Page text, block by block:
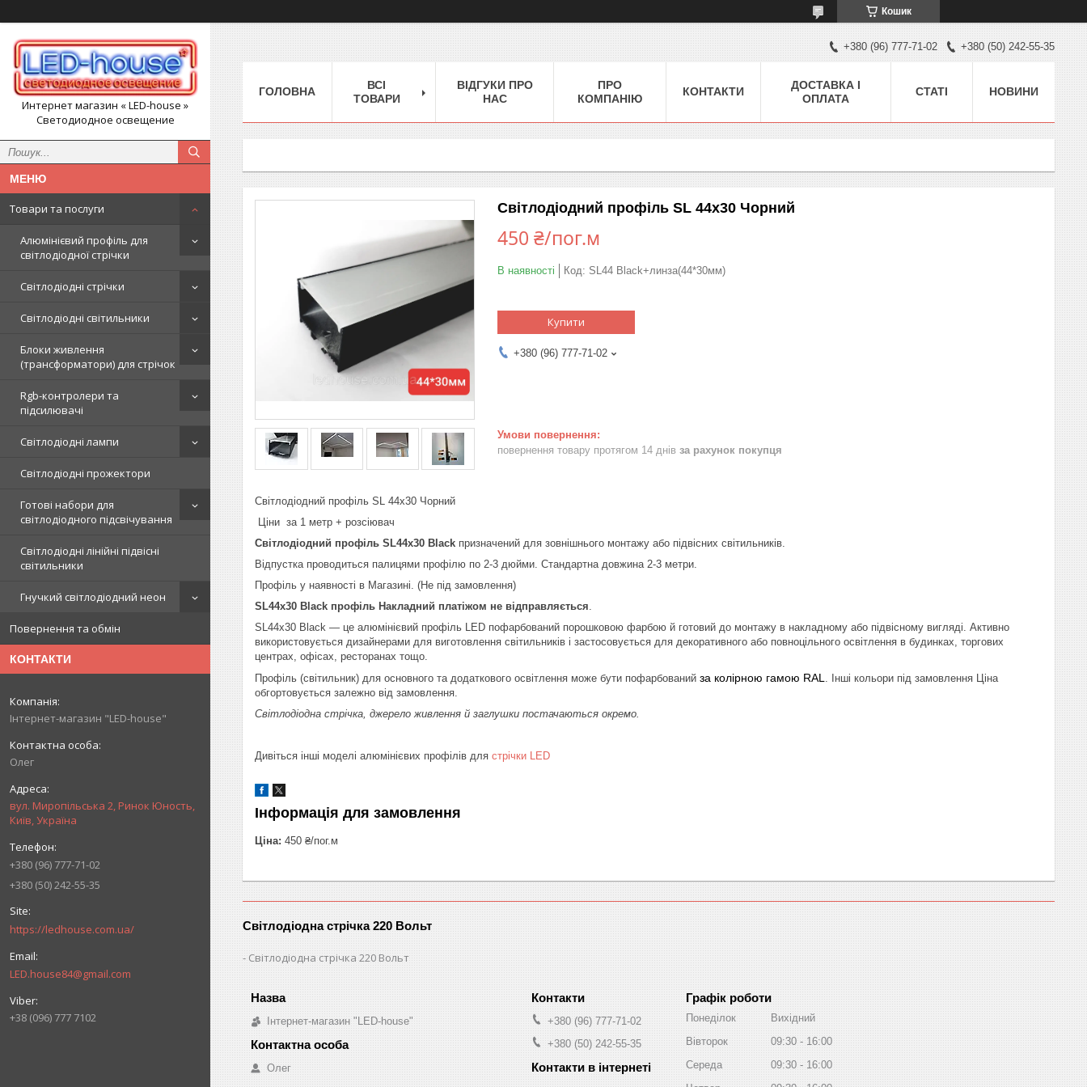
Кошик
Интернет магазин « LED-house »
Светодиодное освещение
Товари та послуги
Алюмінієвий профіль для
світлодіодної стрічки
Світлодіодні стрічки
Світлодіодні світильники
Блоки живлення
(трансформатори) для стрічок
Rgb-контролери та
підсилювачі
Світлодіодні лампи
Світлодіодні прожектори
Готові набори для
світлодіодного підсвічування
Світлодіодні лінійні підвісні
світильники
Гнучкий світлодіодний неон
Повернення та обмін
КОНТАКТИ
Інтернет-магазин "LED-house"
Олег
вул. Миропільська 2, Ринок Юность,
Київ, Україна
+380 (96) 777-71-02
+380 (50) 242-55-35
https://ledhouse.com.ua/
LED.house84@gmail.com
+38 (096) 777 7102
+380 (96) 777-71-02 +380 (50) 242-55-35
ГОЛОВНА
ВСІ
ТОВАРИ
ВІДГУКИ ПРО
НАС
ПРО
КОМПАНІЮ
КОНТАКТИ
ДОСТАВКА І
ОПЛАТА
СТАТІ НОВИНИ
Світлодіодний профіль SL 44х30 Чорний
450 ₴/пог.м
В наявності Код: SL44 Black+линза(44*30мм)
Купити
+380 (96) 777-71-02
повернення товару протягом 14 днів за рахунок покупця
Світлодіодний профіль SL 44х30 Чорний
Ціни за 1 метр + розсіювач
Світлодіодний профіль SL44х30 Black призначений для зовнішнього монтажу або підвісних світильників.
Відпустка проводиться палицями профілю по 2-3 дюйми. Стандартна довжина 2-3 метри.
Профіль у наявності в Магазині. (Не під замовлення)
SL44х30 Black профіль Накладний платіжом не відправляється
SL44x30 Black — це алюмінієвий профіль LED пофарбований порошковою фарбою й готовий до монтажу в накладному або підвісному вигляді. Активно
використовується дизайнерами для виготовлення світильників і застосовується для декоративного або повноцільного освітлення в будинках, торгових
центрах, офісах, ресторанах тощо.
Профіль (світильник) для основного та додаткового освітлення може бути пофарбований за колірною гамою RAL
. Інші кольори під замовлення Ціна
обгортовується залежно від замовлення.
Світлодіодна стрічка, джерело живлення й заглушки постачаються окремо.
Дивіться інші моделі алюмінієвих профілів для стрічки LED
Інформація для замовлення
Ціна: 450 ₴/пог.м
Світлодіодна стрічка 220 Вольт
Світлодіодна стрічка 220 Вольт
Інтернет-магазин "LED-house"
Олег
+380 (96) 777-71-02
+380 (50) 242-55-35
Графік роботи
Понеділок
Вихідний
Вівторок
09:30
16:00
Середа
09:30
16:00